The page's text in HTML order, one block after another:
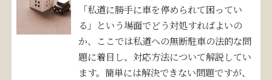
「私道に勝手に車を停められて困ってい
る」という場面でどう対処すればよいの
か、ここでは私道への無断駐車の法的な問
題に着目し、対応方法について解説してい
ます。簡単には解決できない問題ですが、